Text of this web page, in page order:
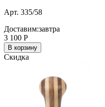
Арт. 335/58
Доставим:завтра
3 100 Р
В корзину
Скидка